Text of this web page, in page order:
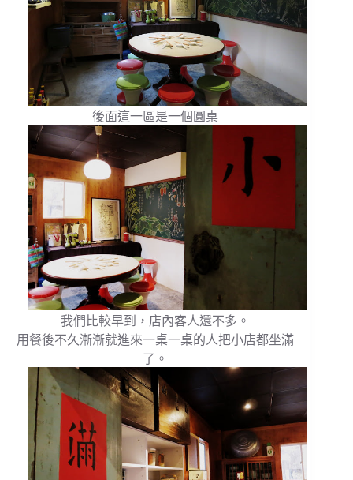
後面這一區是一個圓桌
我們比較早到，店內客人還不多。
用餐後不久漸漸就進來一桌一桌的人把小店都坐滿
了。